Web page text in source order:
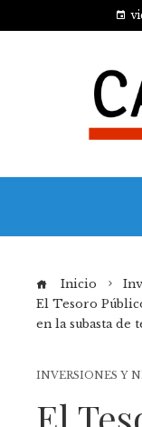
Inicio
El Tesoro
en la subasta de
INVERSIONES Y